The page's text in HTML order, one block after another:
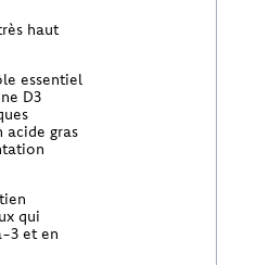
haut
essentiel
D3
acide gras
qui
3 et en